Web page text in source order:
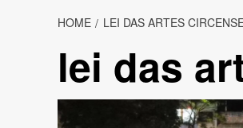
HOME LEI DAS ARTES
lei das